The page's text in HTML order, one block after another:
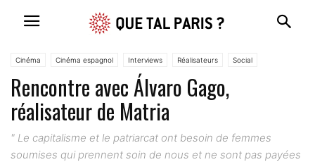
Cinéma Cinéma espagnol Interviews Réalisateurs Social
Rencontre avec Álvaro Gago,
réalisateur de Matria
" Le capitalisme et le patriarcat ont besoin de femmes
soumises qui prennent soin de nous et ne sont pas payées